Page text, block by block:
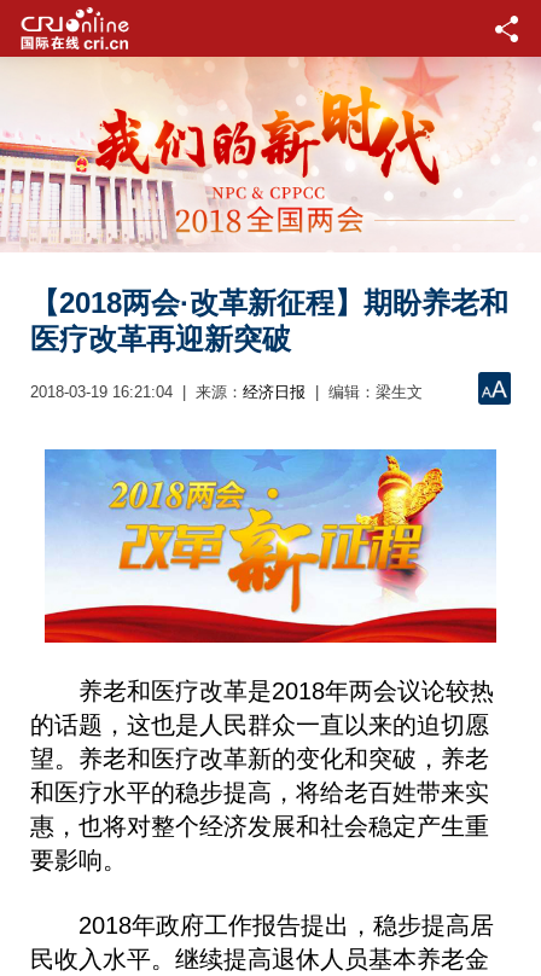
【2018两会·改革新征程】期盼养老和
医疗改革再迎新突破
2018-03-19 16:21:04 | 来源：经济日报 | 编辑：梁生文
养老和医疗改革是2018年两会议论较热
的话题，这也是人民群众一直以来的迫切愿
望。养老和医疗改革新的变化和突破，养老
和医疗水平的稳步提高，将给老百姓带来实
惠，也将对整个经济发展和社会稳定产生重
要影响。
2018年政府工作报告提出，稳步提高居
民收入水平。继续提高退休人员基本养老金